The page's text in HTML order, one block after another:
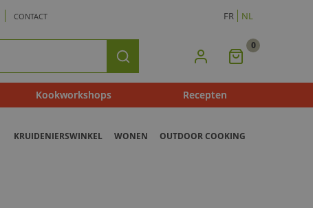
CONTACT FR NL
Zoeken Mijn
0
Kookworkshops Recepten
KRUIDENIERSWINKEL WONEN OUTDOOR COOKING